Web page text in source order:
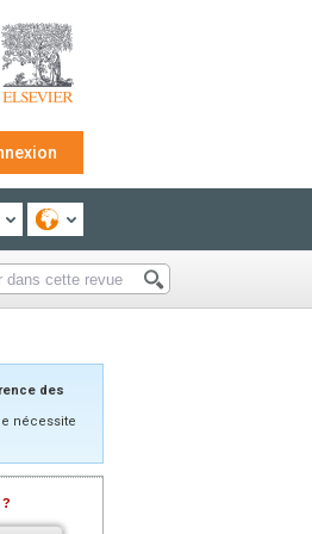
des
nécessite
?